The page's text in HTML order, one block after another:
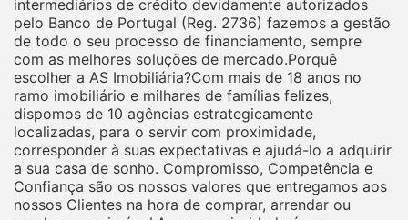
intermediários de crédito devidamente autorizados
pelo Banco de Portugal (Reg. 2736) fazemos a gestão
de todo o seu processo de financiamento, sempre
com as melhores soluções de mercado.Porquê
escolher a AS Imobiliária?Com mais de 18 anos no
ramo imobiliário e milhares de famílias felizes,
dispomos de 10 agências estrategicamente
localizadas, para o servir com proximidade,
corresponder à suas expectativas e ajudá-lo a adquirir
a sua casa de sonho. Compromisso, Competência e
Confiança são os nossos valores que entregamos aos
nossos Clientes na hora de comprar, arrendar ou